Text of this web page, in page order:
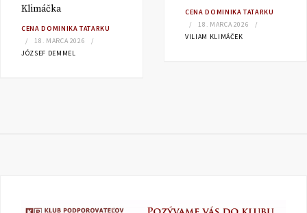
Klimáčka
CENA DOMINIKA TATARKU
18. MARCA 2026
JÓZSEF DEMMEL
CENA DOMINIKA TATARKU
18. MARCA 2026
VILIAM KLIMÁČEK